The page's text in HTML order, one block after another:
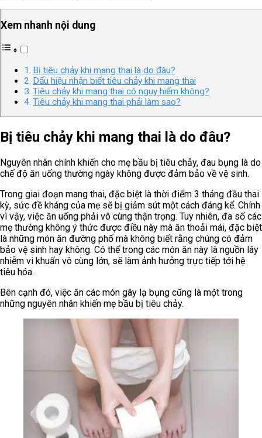
Xem nhanh nội dung
Bị tiêu chảy khi mang thai là do đâu?
Dấu hiệu nhận biết tiêu chảy khi mang thai
Tiêu chảy khi mang thai có nguy hiểm không?
Tiêu chảy khi mang thai phải làm sao?
Bị tiêu chảy khi mang thai là do đâu?
Nguyên nhân chính khiến cho mẹ bầu bị tiêu chảy, đau bụng là do
chế độ ăn uống thường ngày không được đảm bảo về vệ sinh.
Trong giai đoạn mang thai, đặc biệt là thời điểm 3 tháng đầu thai
kỳ, sức đề kháng của mẹ sẽ bị giảm sút một cách đáng kể. Chính
vì vậy, việc ăn uống phải vô cùng thận trọng. Tuy nhiên, đa số các
mẹ thường không ý thức được điều này mà ăn thoải mái, đặc biệt
là những món ăn đường phố mà không biết rằng chúng có đảm
bảo vệ sinh hay không. Có thể trong các món ăn này là nguồn lây
nhiễm vi khuẩn vô cùng lớn, sẽ làm ảnh hưởng trực tiếp tới hệ
tiêu hóa.
Bên cạnh đó, việc ăn các món gây lạ bụng cũng là một trong
những nguyên nhân khiến mẹ bầu bị tiêu chảy.